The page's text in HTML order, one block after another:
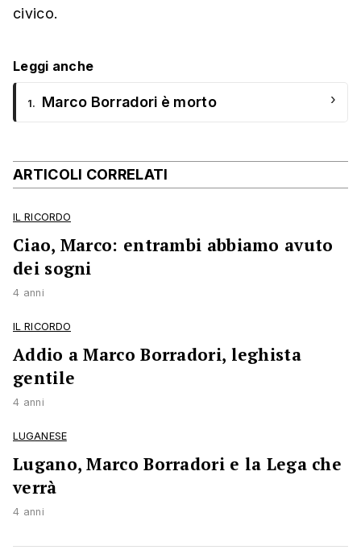
civico.
Leggi anche
1. Marco Borradori è morto ›
ARTICOLI CORRELATI
IL RICORDO
Ciao, Marco: entrambi abbiamo avuto
dei sogni
4 anni
IL RICORDO
Addio a Marco Borradori, leghista
gentile
4 anni
LUGANESE
Lugano, Marco Borradori e la Lega che
verrà
4 anni